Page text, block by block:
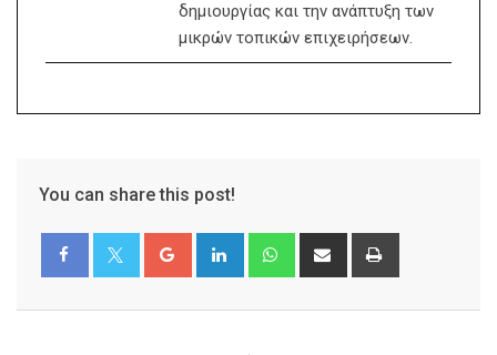
δημιουργίας και την ανάπτυξη των
μικρών τοπικών επιχειρήσεων.
You can share this post!
Google+ LinkedIn WhatsappShare